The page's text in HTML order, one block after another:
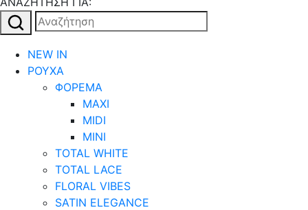
Αναζήτηση
για:
NEW IN
ΡΟΥΧΑ
ΦΟΡΕΜΑ
MAXI
MIDI
MINI
TOTAL WHITE
TOTAL LACE
FLORAL VIBES
SATIN ELEGANCE